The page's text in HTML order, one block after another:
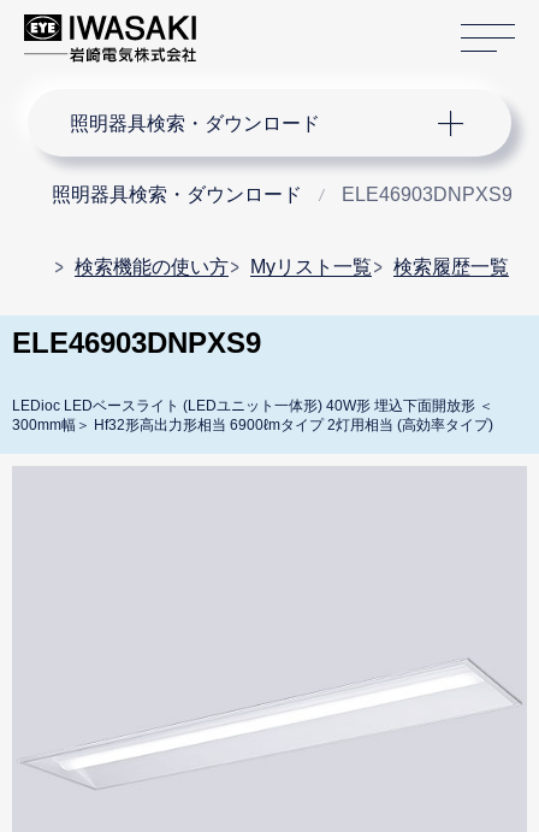
照明器具検索・ダウンロード
照明器具検索・ダウンロード ELE46903DNPXS9
検索機能の使い方 Myリスト一覧 検索履歴一覧
ELE46903DNPXS9
LEDioc LEDベースライト (LEDユニット一体形) 40W形 埋込下面開放形 ＜
300mm幅＞ Hf32形高出力形相当 6900ℓmタイプ 2灯用相当 (高効率タイプ)